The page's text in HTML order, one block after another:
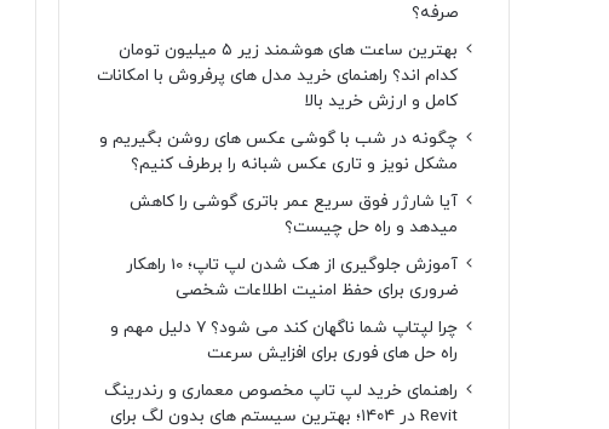
صرفه؟
بهترین ساعت های هوشمند زیر ۵ میلیون تومان
کدام اند؟ راهنمای خرید مدل های پرفروش با امکانات
کامل و ارزش خرید بالا
چگونه در شب با گوشی عکس های روشن بگیریم و
مشکل نویز و تاری عکس شبانه را برطرف کنیم؟
آیا شارژر فوق سریع عمر باتری گوشی را کاهش
میدهد و راه حل چیست؟
آموزش جلوگیری از هک شدن لپ تاپ؛ 10 راهکار
ضروری برای حفظ امنیت اطلاعات شخصی
چرا لپتاپ شما ناگهان کند می شود؟ ۷ دلیل مهم و
راه حل های فوری برای افزایش سرعت
راهنمای خرید لپ تاپ مخصوص معماری و رندرینگ
Revit در ۱۴۰۴؛ بهترین سیستم های بدون لگ برای